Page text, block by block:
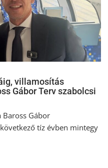
villamosítás
Gábor Terv szabolcsi
Gábor
tíz évben mintegy